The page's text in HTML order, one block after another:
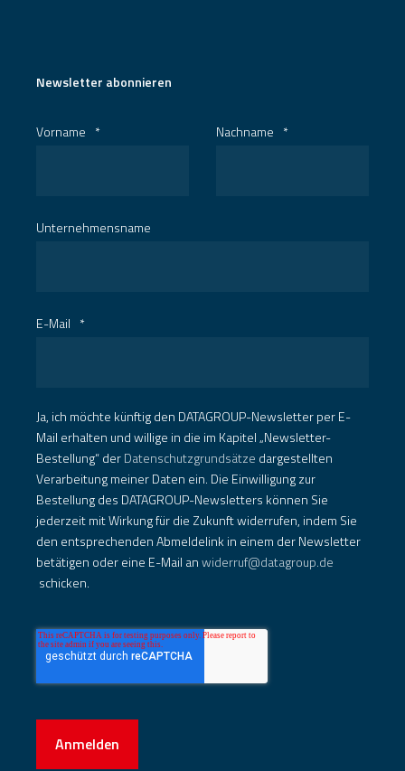
Newsletter abonnieren
Vorname * Nachname *
Unternehmensname
E-Mail *
Ja, ich möchte künftig den DATAGROUP-Newsletter per E-
Mail erhalten und willige in die im Kapitel „Newsletter-
Bestellung“ derDatenschutzgrundsätze dargestellten
Verarbeitung meiner Daten ein. Die Einwilligung zur
Bestellung des DATAGROUP-Newsletters können Sie
jederzeit mit Wirkung für die Zukunft widerrufen, indem Sie
den entsprechenden Abmeldelink in einem der Newsletter
betätigen oder eine E-Mail anwiderruf@datagroup.de
schicken.
Anmelden